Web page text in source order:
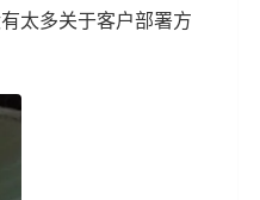
太多关于客户部署方